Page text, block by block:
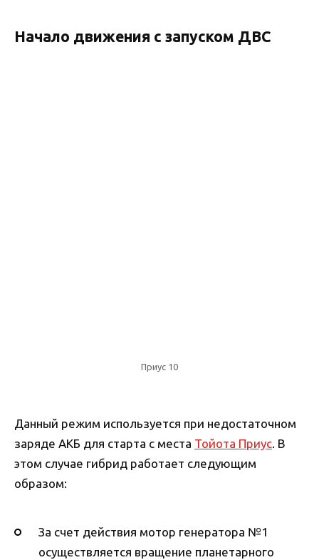
Начало движения с запуском ДВС
Приус 10
Данный режим используется при недостаточном
заряде АКБ для старта с места Тойота Приус . В
этом случае гибрид работает следующим
образом:
За счет действия мотор генератора №1
осуществляется вращение планетарного